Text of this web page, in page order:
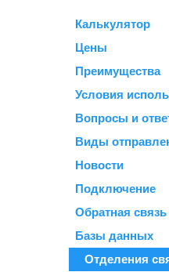
Калькулятор
Цены
Преимущества
Условия
Вопросы и
Виды
Новости
Подключение
Обратная связь
Базы данных
Отделения